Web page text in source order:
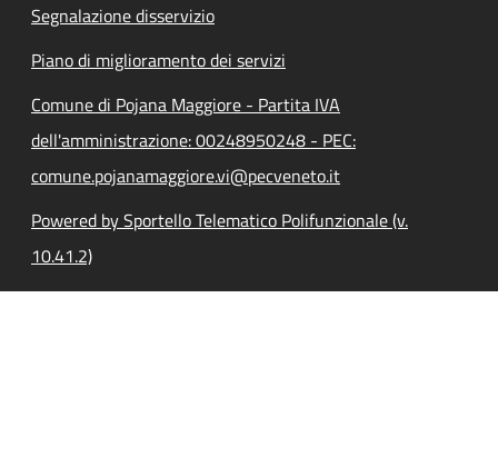
Segnalazione disservizio
Piano di miglioramento dei servizi
Comune di Pojana Maggiore - Partita IVA
dell'amministrazione: 00248950248 - PEC:
comune.pojanamaggiore.vi@pecveneto.it
Powered by Sportello Telematico Polifunzionale (v.
10.41.2)